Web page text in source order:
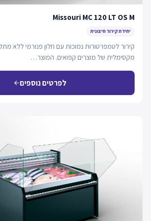
Missouri MC 120 LT OS M
יחידת קירור חיצונית
קירור לטמפרטורות נמוכות עם חלון פנורמי ללא
מקסימלית של מוצרים קפואים. המוצר…
לפרטים נוספיםarrow_back